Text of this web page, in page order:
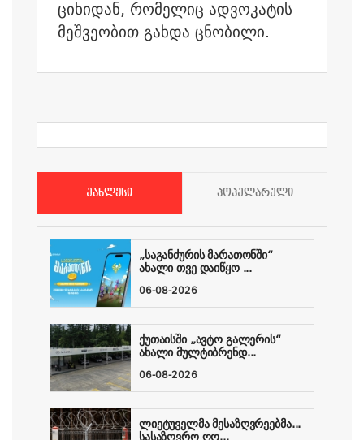
ციხიდან, რომელიც ადვოკატის
მეშვეობით გახდა ცნობილი.
ᲣᲐᲮᲚᲔᲡᲘ ᲞᲝᲞᲣᲚᲐᲠᲣᲚᲘ
„საგანძურის მარათონში“
ახალი თვე დაიწყო ...
06-08-2026
ქუთაისში „ავტო გალერის“
ახალი მულტიბრენდ...
06-08-2026
ლიეტუველმა მესაზღვრეებმა...
სასაზღვრო ღო...